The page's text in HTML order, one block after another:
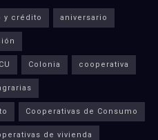
y crédito aniversario
Colonia cooperativa
Cooperativas de Consumo
de vivienda